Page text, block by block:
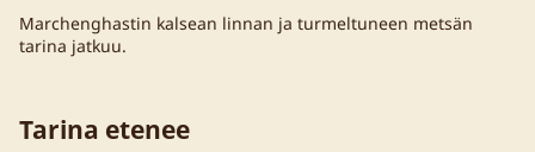
Marchenghastin kalsean linnan ja turmeltuneen metsän
tarina jatkuu.
Tarina etenee